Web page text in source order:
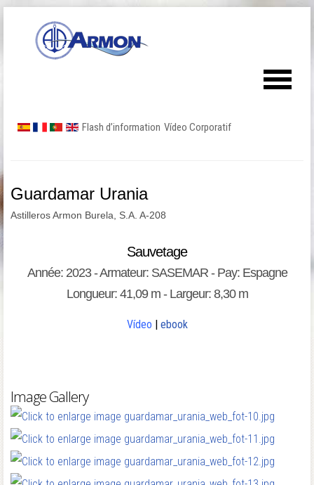
Flash d’information Vídeo Corporatif
Guardamar Urania
Astilleros Armon Burela, S.A. A-208
Sauvetage
Année: 2023 - Armateur: SASEMAR - Pay: Espagne
Longueur: 41,09 m - Largeur: 8,30 m
Vídeo | ebook
Image Gallery